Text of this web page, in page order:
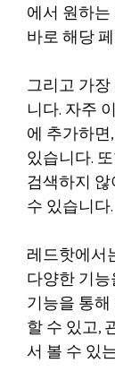
에서 원하
바로 해당
그리고 가장
니다. 자주
에 추가하
있습니다.
검색하지
수 있습니다.
레드핫에서
다양한 기
기능을 통
할 수 있고,
서 볼 수 있